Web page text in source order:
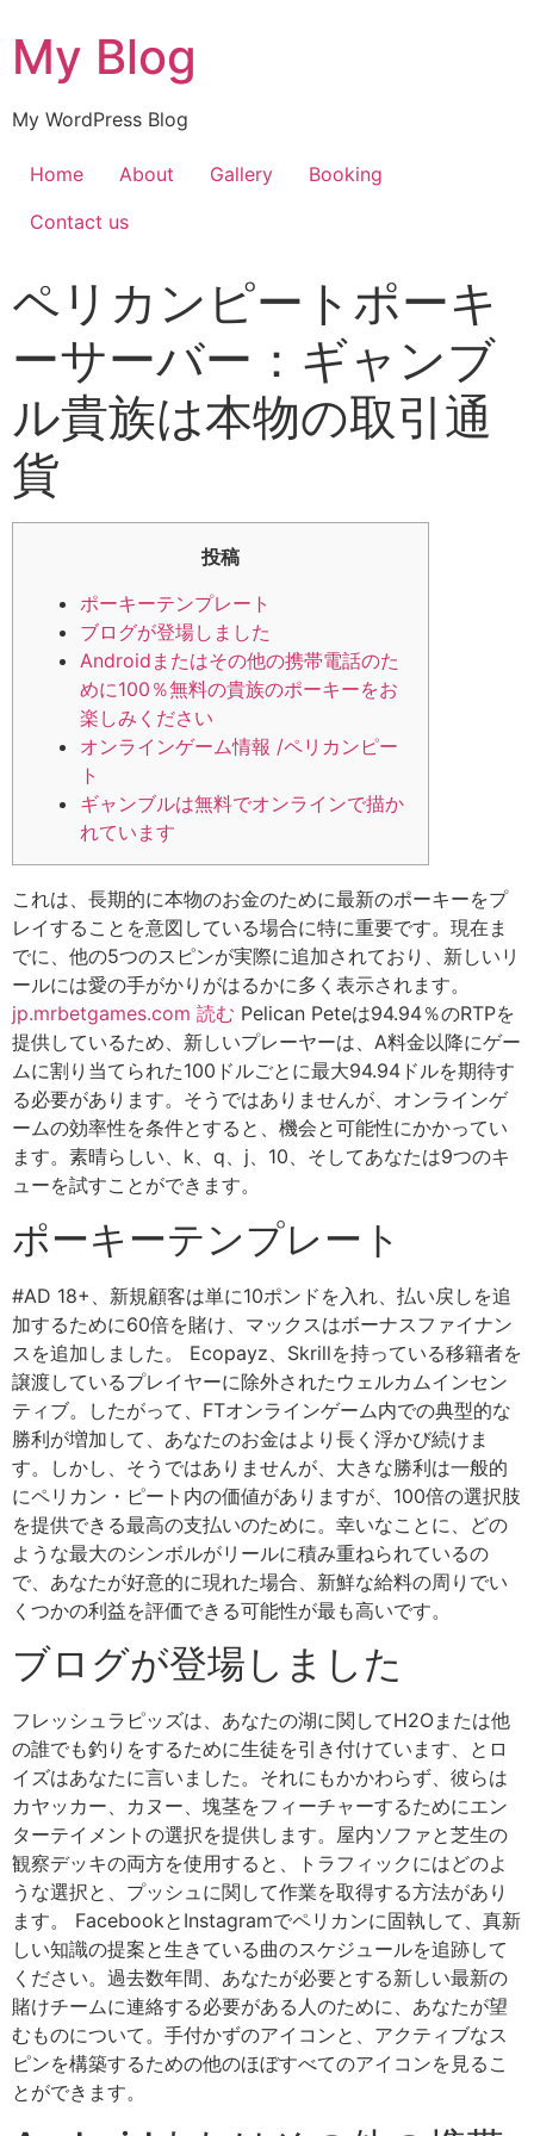
My Blog
My WordPress Blog
Home About Gallery
Booking
Contact us
ペリカンピートポーキ
ーサーバー：ギャンブ
ル貴族は本物の取引通
貨
投稿
ポーキーテンプレート
ブログが登場しました
Androidまたはその他の携帯電話のた
めに100％無料の貴族のポーキーをお
楽しみください
オンラインゲーム情報 /ペリカンピー
ト
ギャンブルは無料でオンラインで描か
れています
これは、長期的に本物のお金のために最新のポーキーをプ
レイすることを意図している場合に特に重要です。現在ま
でに、他の5つのスピンが実際に追加されており、新しいリ
ールには愛の手がかりがはるかに多く表示されます。
jp.mrbetgames.com 読む Pelican Peteは94.94％のRTPを
提供しているため、新しいプレーヤーは、A料金以降にゲー
ムに割り当てられた100ドルごとに最大94.94ドルを期待す
る必要があります。そうではありませんが、オンラインゲ
ームの効率性を条件とすると、機会と可能性にかかってい
ます。素晴らしい、k、q、j、10、そしてあなたは9つのキ
ューを試すことができます。
ポーキーテンプレート
#AD 18+、新規顧客は単に10ポンドを入れ、払い戻しを追
加するために60倍を賭け、マックスはボーナスファイナン
スを追加しました。 Ecopayz、Skrillを持っている移籍者を
譲渡しているプレイヤーに除外されたウェルカムインセン
ティブ。したがって、FTオンラインゲーム内での典型的な
勝利が増加して、あなたのお金はより長く浮かび続けま
す。しかし、そうではありませんが、大きな勝利は一般的
にペリカン・ピート内の価値がありますが、100倍の選択肢
を提供できる最高の支払いのために。幸いなことに、どの
ような最大のシンボルがリールに積み重ねられているの
で、あなたが好意的に現れた場合、新鮮な給料の周りでい
くつかの利益を評価できる可能性が最も高いです。
ブログが登場しました
フレッシュラピッズは、あなたの湖に関してH2Oまたは他
の誰でも釣りをするために生徒を引き付けています、とロ
イズはあなたに言いました。それにもかかわらず、彼らは
カヤッカー、カヌー、塊茎をフィーチャーするためにエン
ターテイメントの選択を提供します。屋内ソファと芝生の
観察デッキの両方を使用すると、トラフィックにはどのよ
うな選択と、プッシュに関して作業を取得する方法があり
ます。 FacebookとInstagramでペリカンに固執して、真新
しい知識の提案と生きている曲のスケジュールを追跡して
ください。過去数年間、あなたが必要とする新しい最新の
賭けチームに連絡する必要がある人のために、あなたが望
むものについて。手付かずのアイコンと、アクティブなス
ピンを構築するための他のほぼすべてのアイコンを見るこ
とができます。